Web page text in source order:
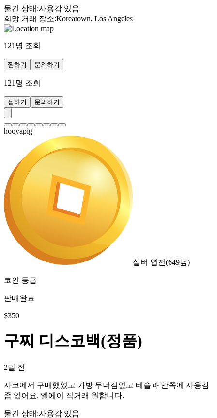
물건 상태 :사용감 있음
희망 거래 장소:Koreatown, Los Angeles
121 명 조회
찜하기 문의하기
121 명 조회
찜하기 문의하기
hooyapig
실버 엽전(649닢)
코인 등급
판매완료
$350
구찌 디스코백(정품)
2달 전
사코에서 구매했었고 가방 무너짐없고 테슬과 안쪽에 사용감
좀 있어요. 엘에이 직거래 원합니다.
물건 상태 :사용감 있음